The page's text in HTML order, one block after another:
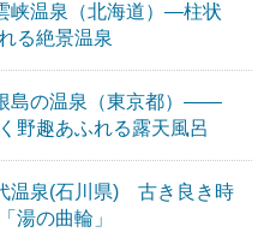
温泉（北海道）―柱状
る絶景温泉
島の温泉（東京都）――
野趣あふれる露天風呂
温泉(石川県) 古き良き時
湯の曲輪」